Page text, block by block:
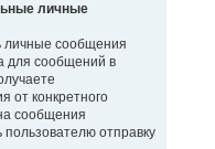
личные
личные сообщения
для сообщений в
от конкретного
сообщения
отправку